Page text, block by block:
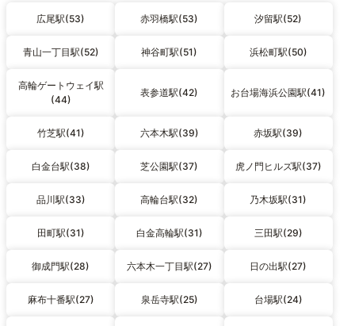
広尾駅(53) 赤羽橋駅(53) 汐留駅(52)
青山一丁目駅(52) 神谷町駅(51) 浜松町駅(50)
高輪ゲートウェイ駅
(44)
表参道駅(42) お台場海浜公園駅(41)
竹芝駅(41) 六本木駅(39) 赤坂駅(39)
白金台駅(38) 芝公園駅(37) 虎ノ門ヒルズ駅(37)
品川駅(33) 高輪台駅(32) 乃木坂駅(31)
田町駅(31) 白金高輪駅(31) 三田駅(29)
御成門駅(28) 六本木一丁目駅(27) 日の出駅(27)
麻布十番駅(27) 泉岳寺駅(25) 台場駅(24)